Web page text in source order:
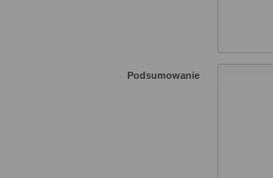
Podsumowanie